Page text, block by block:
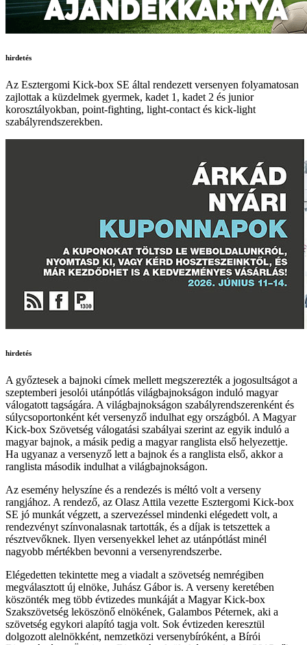
hirdetés
Az Esztergomi Kick-box SE által rendezett versenyen folyamatosan
zajlottak a küzdelmek gyermek, kadet 1, kadet 2 és junior
korosztályokban, point-fighting, light-contact és kick-light
szabályrendszerekben.
hirdetés
A győztesek a bajnoki címek mellett megszerezték a jogosultságot a
szeptemberi jesolói utánpótlás világbajnokságon induló magyar
válogatott tagságára. A világbajnokságon szabályrendszerenként és
súlycsoportonként két versenyző indulhat egy országból. A Magyar
Kick-box Szövetség válogatási szabályai szerint az egyik induló a
magyar bajnok, a másik pedig a magyar ranglista első helyezettje.
Ha ugyanaz a versenyző lett a bajnok és a ranglista első, akkor a
ranglista második indulhat a világbajnokságon.
Az esemény helyszíne és a rendezés is méltó volt a verseny
rangjához. A rendező, az Olasz Attila vezette Esztergomi Kick-box
SE jó munkát végzett, a szervezéssel mindenki elégedett volt, a
rendezvényt színvonalasnak tartották, és a díjak is tetszettek a
résztvevőknek. Ilyen versenyekkel lehet az utánpótlást minél
nagyobb mértékben bevonni a versenyrendszerbe.
Elégedetten tekintette meg a viadalt a szövetség nemrégiben
megválasztott új elnöke, Juhász Gábor is. A verseny keretében
köszönték meg több évtizedes munkáját a Magyar Kick-box
Szakszövetség leköszönő elnökének, Galambos Péternek, aki a
szövetség egykori alapító tagja volt. Sok évtizeden keresztül
dolgozott alelnökként, nemzetközi versenybíróként, a Bírói